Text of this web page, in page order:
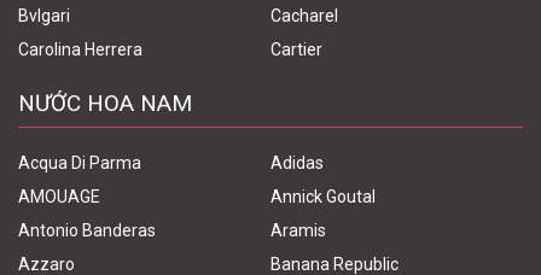
Bvlgari
Cacharel
Carolina Herrera
Cartier
NƯỚC HOA NAM
Acqua Di Parma
Adidas
AMOUAGE
Annick Goutal
Antonio Banderas
Aramis
Azzaro
Banana Republic